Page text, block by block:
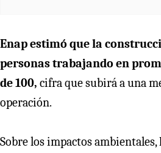
Enap estimó que la
personas trabajando en
de 100, cifra que subirá a una
operación.
Sobre los impactos ambientales,